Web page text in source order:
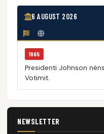
6 AUGUST 2026
1965
Presidenti Johnson
Votimit.
NEWSLETTER